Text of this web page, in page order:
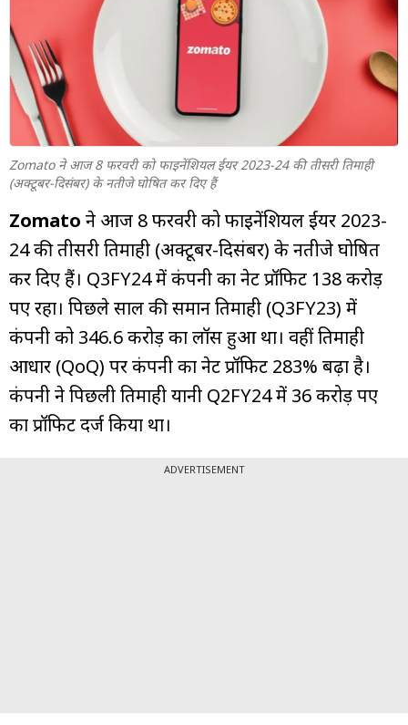
म्यूचुअल
फंड
Zomato ने आज 8 फरवरी को फाइनेंशियल ईयर 2023-24 की तीसरी तिमाही
(अक्टूबर-दिसंबर) के नतीजे घोषित कर दिए हैं
Zomato ने आज 8 फरवरी को फाइनेंशियल ईयर 2023-
24 की तीसरी तिमाही (अक्टूबर-दिसंबर) के नतीजे घोषित
कर दिए हैं। Q3FY24 में कंपनी का नेट प्रॉफिट 138 करोड़
रुपए रहा। पिछले साल की समान तिमाही (Q3FY23) में
कंपनी को ₹346.6 करोड़ का लॉस हुआ था। वहीं तिमाही
आधार (QoQ) पर कंपनी का नेट प्रॉफिट 283% बढ़ा है।
कंपनी ने पिछली तिमाही यानी Q2FY24 में 36 करोड़ रुपए
का प्रॉफिट दर्ज किया था।
ADVERTISEMENT